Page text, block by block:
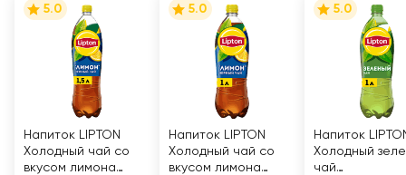
5.0
Напиток LIPTON
Холодный чай со
вкусом лимона
5.0
Напиток LIPTON
Холодный чай со
вкусом лимона
5.0
Напиток
Холодный
чай